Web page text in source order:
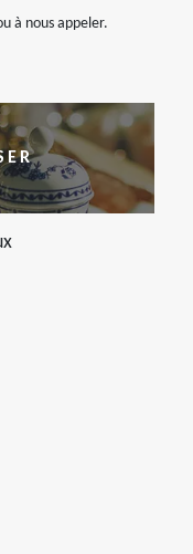
à nous appeler.